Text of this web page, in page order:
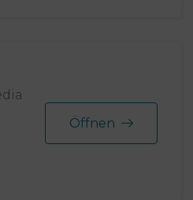
Öffnen